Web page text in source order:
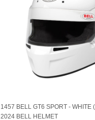
1457 BELL GT6 SPORT - WHITE
2024 BELL HELMET